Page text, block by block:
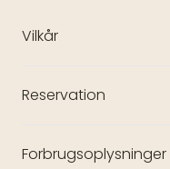
Vilkår
Reservation
Forbrugsoplysninger